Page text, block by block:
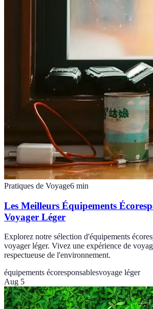
Pratiques de Voyage6 min
Les Meilleurs Équipements
Voyager Léger
Explorez notre sélection d'équipements
voyager léger. Vivez une expérience de
respectueuse de l'environnement.
équipements écoresponsablesvoyage léger
Aug 5